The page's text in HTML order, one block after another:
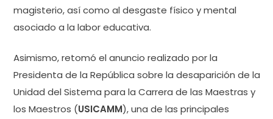
magisterio, así como al desgaste físico y mental
asociado a la labor educativa.
Asimismo, retomó el anuncio realizado por la
Presidenta de la República sobre la desaparición de la
Unidad del Sistema para la Carrera de las Maestras y
los Maestros (USICAMM), una de las principales